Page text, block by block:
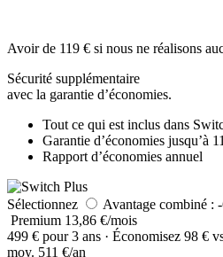
Avoir de 119 € si nous ne réalisons
Sécurité supplémentaire
avec la garantie d’économies.
Tout ce qui est inclus dans
Garantie d’économies jusqu’à
Rapport d’économies annuel
Sélectionnez
Avantage combiné :
Premium 13,86 €/mois
499 € pour 3 ans · Économisez 98 €
moy. 511 €/an